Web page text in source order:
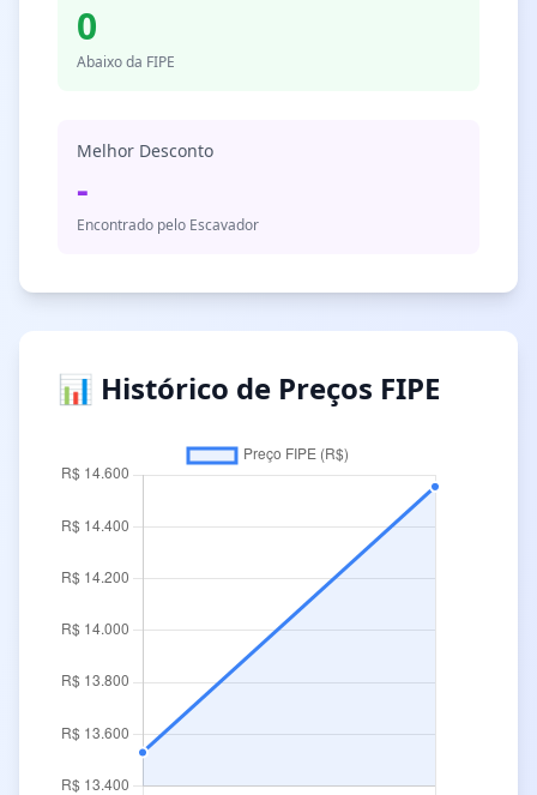
0
Abaixo da FIPE
Melhor Desconto
-
Encontrado pelo Escavador
📊 Histórico de Preços FIPE